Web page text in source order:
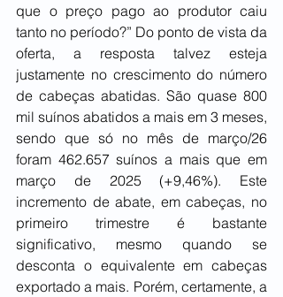
que o preço pago ao produtor caiu
tanto no período?” Do ponto de vista da
oferta, a resposta talvez esteja
justamente no crescimento do número
de cabeças abatidas. São quase 800
mil suínos abatidos a mais em 3 meses,
sendo que só no mês de março/26
foram 462.657 suínos a mais que em
março de 2025 (+9,46%). Este
incremento de abate, em cabeças, no
primeiro trimestre é bastante
significativo, mesmo quando se
desconta o equivalente em cabeças
exportado a mais. Porém, certamente, a